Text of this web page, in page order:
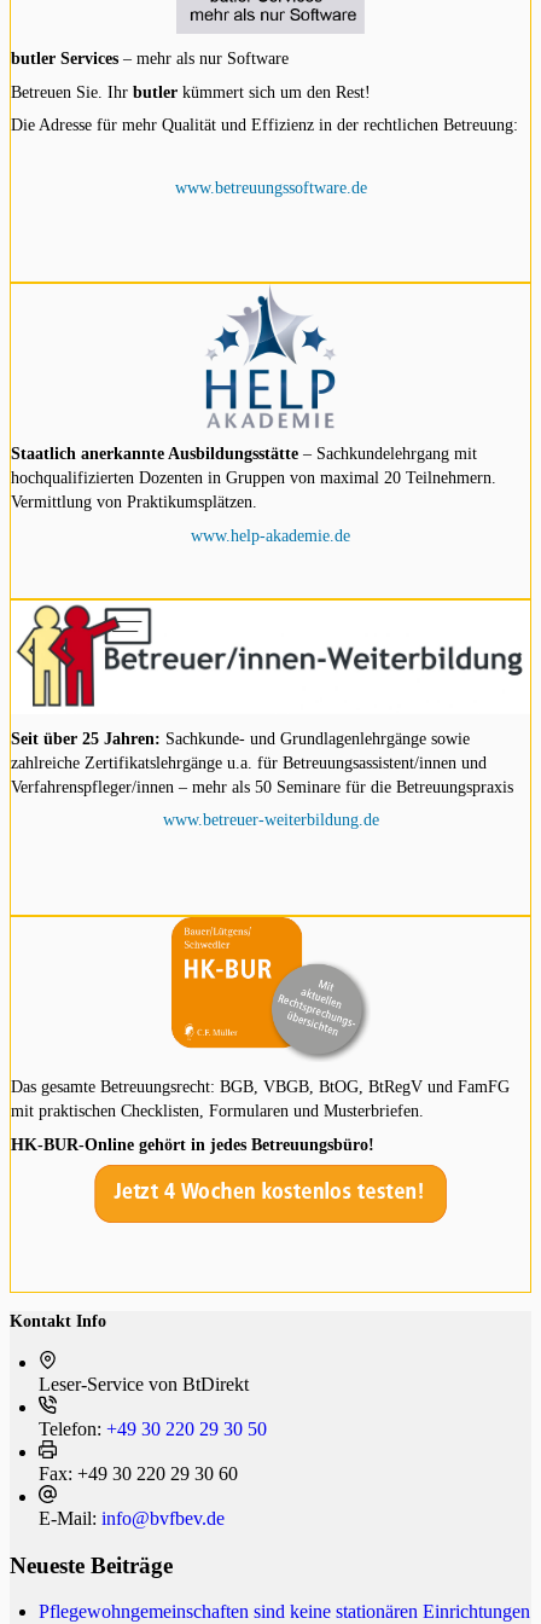
butler Services – mehr als nur Software
Betreuen Sie. Ihr butler kümmert sich um den Rest!
Die Adresse für mehr Qualität und Effizienz in der rechtlichen Betreuung:
www.betreuungssoftware.de
Staatlich anerkannte Ausbildungsstätte – Sachkundelehrgang mit
hochqualifizierten Dozenten in Gruppen von maximal 20 Teilnehmern.
Vermittlung von Praktikumsplätzen.
www.help-akademie.de
Seit über 25 Jahren: Sachkunde- und Grundlagenlehrgänge sowie
zahlreiche Zertifikatslehrgänge u.a. für Betreuungsassistent/innen und
Verfahrenspfleger/innen – mehr als 50 Seminare für die Betreuungspraxis
www.betreuer-weiterbildung.de
Das gesamte Betreuungsrecht: BGB, VBGB, BtOG, BtRegV und FamFG
mit praktischen Checklisten, Formularen und Musterbriefen.
HK-BUR-Online gehört in jedes Betreuungsbüro!
Kontakt Info
Leser-Service von BtDi­rekt
Telefon: +49 30 220 29 30 50
Fax: +49 30 220 29 30 60
E-Mail: info@bvfbev.de
Neueste Beiträge
Pflegewohngemeinschaften sind keine stationären Einrichtungen